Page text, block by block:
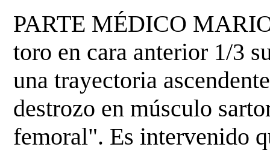
PARTE MÉDICO
toro en cara anterior 1/3
una trayectoria
destrozo en músculo
femoral". Es intervenido